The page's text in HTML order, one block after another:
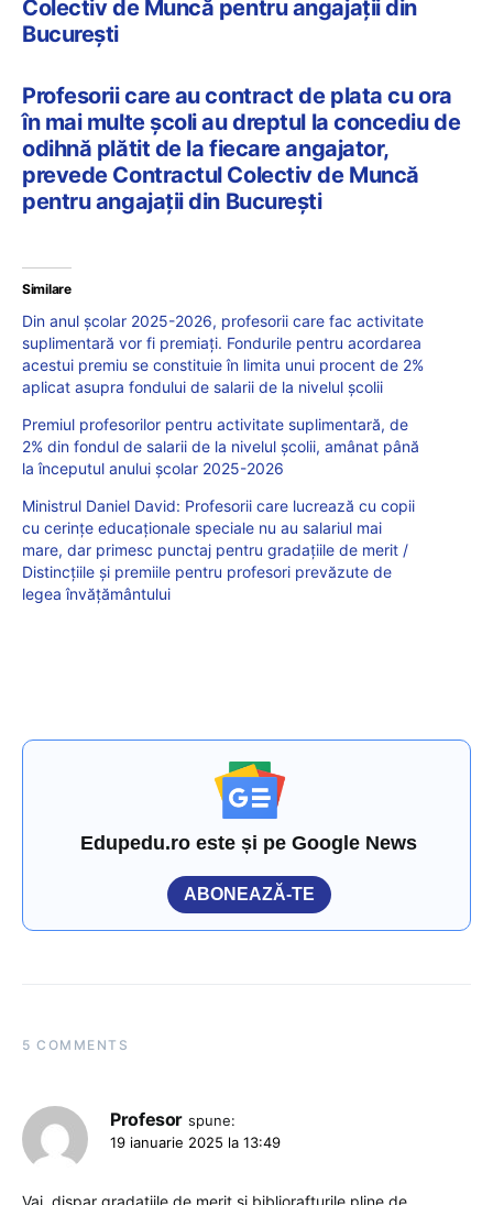
Colectiv de Muncă pentru angajații din
București
Profesorii care au contract de plata cu ora
în mai multe școli au dreptul la concediu de
odihnă plătit de la fiecare angajator,
prevede Contractul Colectiv de Muncă
pentru angajații din București
Similare
Din anul școlar 2025-2026, profesorii care fac activitate
suplimentară vor fi premiați. Fondurile pentru acordarea
acestui premiu se constituie în limita unui procent de 2%
aplicat asupra fondului de salarii de la nivelul școlii
Premiul profesorilor pentru activitate suplimentară, de
2% din fondul de salarii de la nivelul școlii, amânat până
la începutul anului școlar 2025-2026
Ministrul Daniel David: Profesorii care lucrează cu copii
cu cerințe educaționale speciale nu au salariul mai
mare, dar primesc punctaj pentru gradațiile de merit /
Distincțiile și premiile pentru profesori prevăzute de
legea învățământului
Edupedu.ro este și pe Google News
ABONEAZĂ-TE
5 COMMENTS
Profesor spune:
19 ianuarie 2025 la 13:49
Vai, dispar gradatiile de merit si bibliorafturile pline de